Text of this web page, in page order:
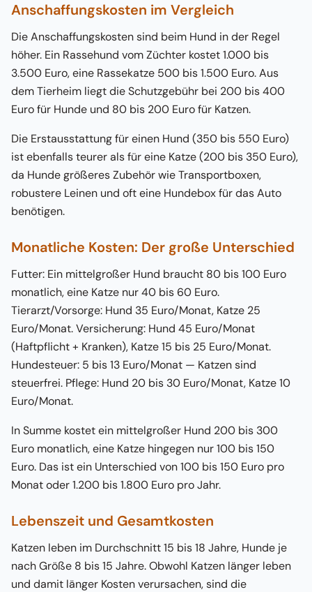
Anschaffungskosten im Vergleich
Die Anschaffungskosten sind beim Hund in der Regel
höher. Ein Rassehund vom Züchter kostet 1.000 bis
3.500 Euro, eine Rassekatze 500 bis 1.500 Euro. Aus
dem Tierheim liegt die Schutzgebühr bei 200 bis 400
Euro für Hunde und 80 bis 200 Euro für Katzen.
Die Erstausstattung für einen Hund (350 bis 550 Euro)
ist ebenfalls teurer als für eine Katze (200 bis 350 Euro),
da Hunde größeres Zubehör wie Transportboxen,
robustere Leinen und oft eine Hundebox für das Auto
benötigen.
Monatliche Kosten: Der große Unterschied
Futter: Ein mittelgroßer Hund braucht 80 bis 100 Euro
monatlich, eine Katze nur 40 bis 60 Euro.
Tierarzt/Vorsorge: Hund 35 Euro/Monat, Katze 25
Euro/Monat. Versicherung: Hund 45 Euro/Monat
(Haftpflicht + Kranken), Katze 15 bis 25 Euro/Monat.
Hundesteuer: 5 bis 13 Euro/Monat — Katzen sind
steuerfrei. Pflege: Hund 20 bis 30 Euro/Monat, Katze 10
Euro/Monat.
In Summe kostet ein mittelgroßer Hund 200 bis 300
Euro monatlich, eine Katze hingegen nur 100 bis 150
Euro. Das ist ein Unterschied von 100 bis 150 Euro pro
Monat oder 1.200 bis 1.800 Euro pro Jahr.
Lebenszeit und Gesamtkosten
Katzen leben im Durchschnitt 15 bis 18 Jahre, Hunde je
nach Größe 8 bis 15 Jahre. Obwohl Katzen länger leben
und damit länger Kosten verursachen, sind die